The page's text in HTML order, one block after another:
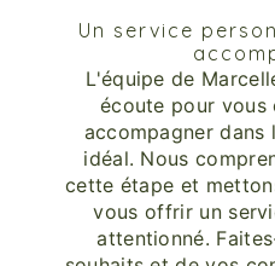
Un service
L'équipe de
écoute pour vous
accompagner dans
idéal. Nous
cette étape et
vous offrir un
attentionné.